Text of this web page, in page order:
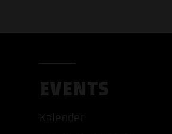
EVENTS
Kalender